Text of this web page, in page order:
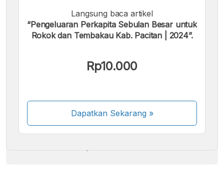
Langsung baca artikel
“Pengeluaran Perkapita Sebulan Besar untuk
Rokok dan Tembakau Kab. Pacitan | 2024”.
Rp10.000
Dapatkan Sekarang»
Kami menerima pembayaran berikut:
Beberapa metode pembayaran masih dalam